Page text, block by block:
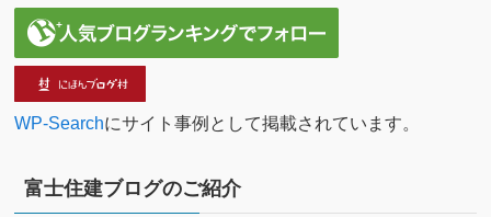
WP-Searchにサイト事例として掲載されています。
富士住建ブログのご紹介